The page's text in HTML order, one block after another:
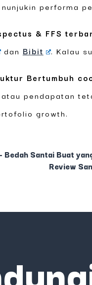
performa
& FFS
dan Bibit . Kalau
Bertumbuh
pendapatan
growth.
Bedah Santai Buat
Review